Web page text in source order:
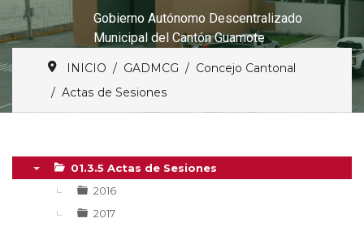
Gobierno Autónomo Descentralizado
Municipal del Cantón Guamote
INICIO GADMCG
Concejo Cantonal
Actas de Sesiones
01.3.5 Actas de Sesiones
2016
2017